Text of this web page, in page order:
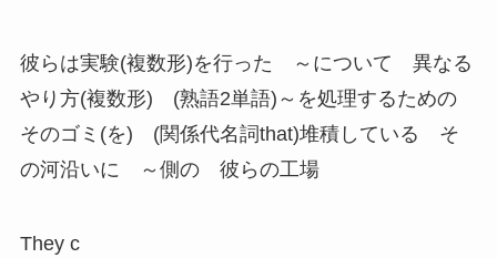
彼らは実験(複数形)を行った ～について 異なる
やり方(複数形) (熟語2単語)～を処理するための
そのゴミ(を) (関係代名詞that)堆積している そ
の河沿いに ～側の 彼らの工場
They c